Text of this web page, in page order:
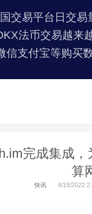
交易平台日交易
法币交易越来
信支付宝等购买
完成集成
算
快讯 4/15/2022